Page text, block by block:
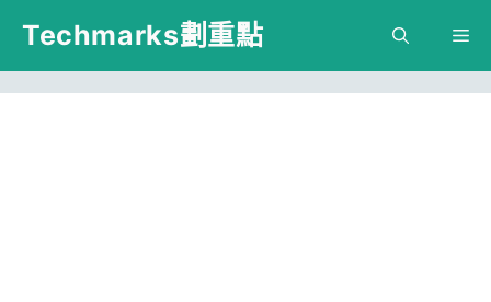
跳
主
Techmarks劃重點